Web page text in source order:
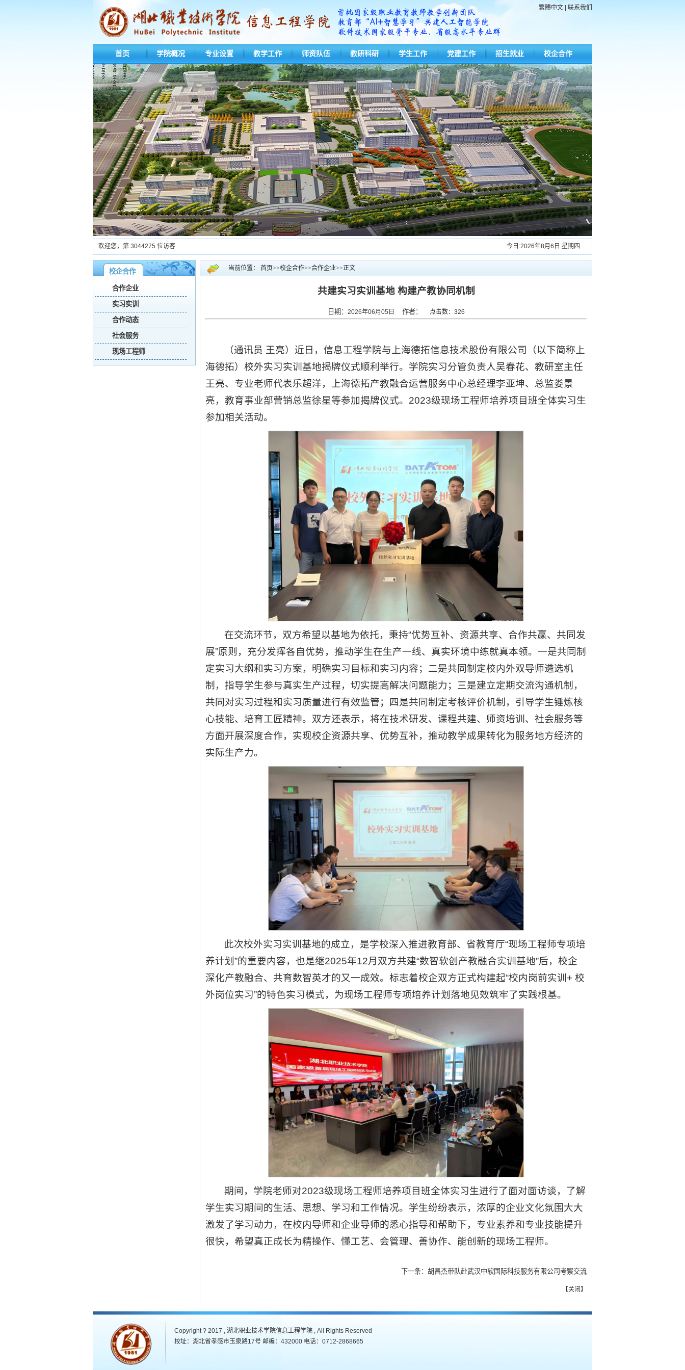
繁體中文 联系我们
首页 学院概况 专业设置 教学工作 师资队伍 教研科研 学生工作 党建工作 招生就业 校企合作
欢迎您，第 3044275 位访客 今日:2026年8月6日 星期四
校企合作
合作企业
实习实训
合作动态
社会服务
现场工程师
当前位置： 首页>>校企合作>>合作企业>>正文
共建实习实训基地 构建产教协同机制
日期： 2026年06月05日 作者： 点击数： 326
（通讯员 王亮）近日，信息工程学院与上海德拓信息技术股份有限公司（以下简称上
海德拓）校外实习实训基地揭牌仪式顺利举行。学院实习分管负责人吴春花、教研室主任
王亮、专业老师代表乐超洋，上海德拓产教融合运营服务中心总经理李亚坤、总监娄景
亮，教育事业部营销总监徐星等参加揭牌仪式。2023级现场工程师培养项目班全体实习生
参加相关活动。
在交流环节，双方希望以基地为依托，秉持“优势互补、资源共享、合作共赢、共同发
展”原则，充分发挥各自优势，推动学生在生产一线、真实环境中练就真本领。一是共同制
定实习大纲和实习方案，明确实习目标和实习内容；二是共同制定校内外双导师遴选机
制，指导学生参与真实生产过程，切实提高解决问题能力；三是建立定期交流沟通机制，
共同对实习过程和实习质量进行有效监管；四是共同制定考核评价机制，引导学生锤炼核
心技能、培育工匠精神。双方还表示，将在技术研发、课程共建、师资培训、社会服务等
方面开展深度合作，实现校企资源共享、优势互补，推动教学成果转化为服务地方经济的
实际生产力。
此次校外实习实训基地的成立，是学校深入推进教育部、省教育厅“现场工程师专项培
养计划”的重要内容，也是继2025年12月双方共建“数智软创产教融合实训基地”后，校企
深化产教融合、共育数智英才的又一成效。标志着校企双方正式构建起“校内岗前实训+ 校
外岗位实习”的特色实习模式，为现场工程师专项培养计划落地见效筑牢了实践根基。
期间，学院老师对2023级现场工程师培养项目班全体实习生进行了面对面访谈，了解
学生实习期间的生活、思想、学习和工作情况。学生纷纷表示，浓厚的企业文化氛围大大
激发了学习动力，在校内导师和企业导师的悉心指导和帮助下，专业素养和专业技能提升
很快，希望真正成长为精操作、懂工艺、会管理、善协作、能创新的现场工程师。
下一条： 胡昌杰带队赴武汉中软国际科技服务有限公司考察交流
【关闭】
Copyright ? 2017 , 湖北职业技术学院信息工程学院 , All Rights Reserved
校址：湖北省孝感市玉泉路17号 邮编：432000 电话：0712-2868665